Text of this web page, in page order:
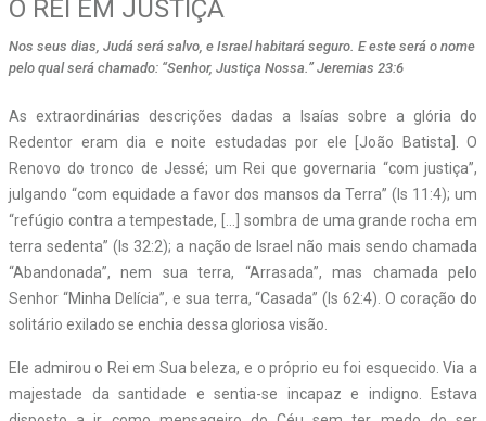
O REI EM JUSTIÇA
Nos seus dias, Judá será salvo, e Israel habitará seguro. E este será o nome
pelo qual será chamado: “Senhor, Justiça Nossa.” Jeremias 23:6
As extraordinárias descrições dadas a Isaías sobre a glória do
Redentor eram dia e noite estudadas por ele [João Batista]. O
Renovo do tronco de Jessé; um Rei que governaria “com justiça”,
julgando “com equidade a favor dos mansos da Terra” (Is 11:4); um
“refúgio contra a tempestade, […] sombra de uma grande rocha em
terra sedenta” (Is 32:2); a nação de Israel não mais sendo chamada
“Abandonada”, nem sua terra, “Arrasada”, mas chamada pelo
Senhor “Minha Delícia”, e sua terra, “Casada” (Is 62:4). O coração do
solitário exilado se enchia dessa gloriosa visão.
Ele admirou o Rei em Sua beleza, e o próprio eu foi esquecido. Via a
majestade da santidade e sentia-se incapaz e indigno. Estava